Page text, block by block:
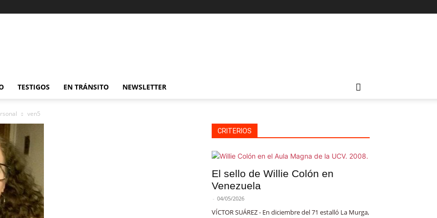
TESTIGOS EN TRÁNSITO NEWSLETTER
ven5
CRITERIOS
El sello de Willie Colón en
Venezuela
- 04/05/2026
VÍCTOR SUÁREZ - En diciembre del 71 estalló La Murga,